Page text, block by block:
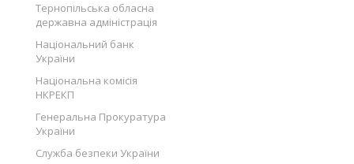
Тернопільська обласна
державна адміністрація
Національний банк
України
Національна комісія
НКРЕКП
Генеральна Прокуратура
України
Служба безпеки України